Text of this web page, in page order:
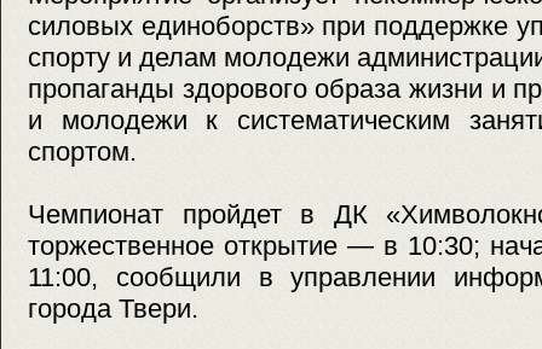
силовых единоборств» при поддержке
спорту и делам молодежи
пропаганды здорового образа жизни и
и молодежи к систематическим
спортом.
Чемпионат пройдет в ДК
торжественное открытие — в 10:30;
11:00, сообщили в управлении
города Твери.